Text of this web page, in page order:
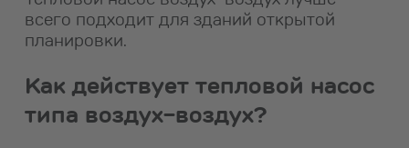
всего подходит для зданий открытой
планировки.
Как действует тепловой насос
типа воздух-воздух?